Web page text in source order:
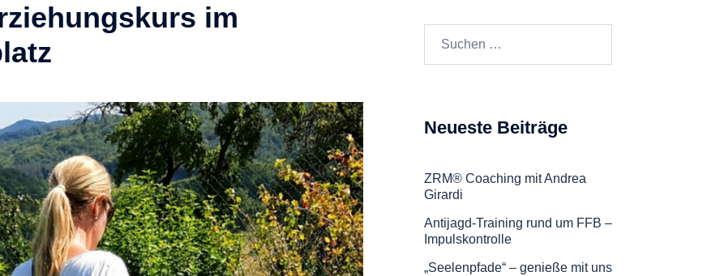
im
Neueste Beiträge
ZRM® Coaching mit Andrea
Girardi
Antijagd-Training rund um FFB –
Impulskontrolle
„Seelenpfade“ – genieße mit uns